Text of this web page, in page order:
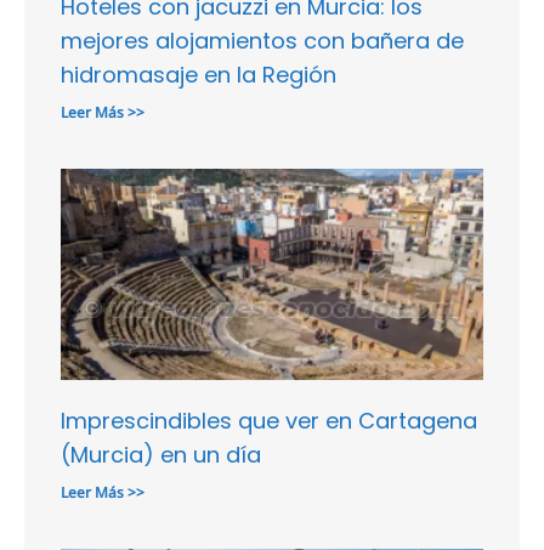
Hoteles con jacuzzi en Murcia: los
mejores alojamientos con bañera de
hidromasaje en la Región
Leer Más >>
Imprescindibles que ver en Cartagena
(Murcia) en un día
Leer Más >>